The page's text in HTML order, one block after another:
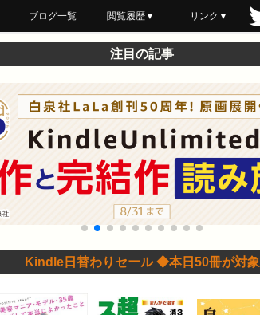
ブログ一覧 閲覧履歴▼
最近読んだ
あとで読む
ブックマーク
リンク▼
注目の記事
Kindle日替わりセール ◆本日50冊が対象